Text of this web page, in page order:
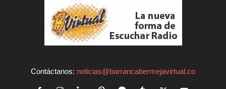
Contáctanos: noticias@barrancabermejavirtual.co